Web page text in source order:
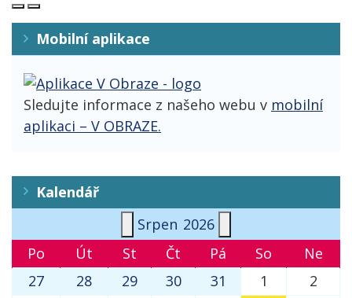
Mobilní aplikace
Sledujte informace z našeho webu v mobilní
aplikaci – V OBRAZE.
Kalendář
Srpen 2026
Po
Út St Čt Pá So
Ne
27
28 29 30 31 1
2